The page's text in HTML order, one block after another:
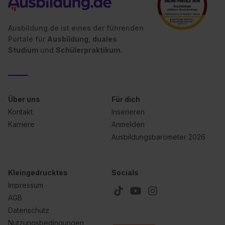
Ausbildung.de ist eines der führenden
Portale für Ausbildung, duales
Studium und Schülerpraktikum.
Über uns
Kontakt
Karriere
Für dich
Inserieren
Anmelden
Ausbildungsbarometer 2026
Kleingedrucktes
Impressum
AGB
Datenschutz
Nutzungsbedingungen
Socials